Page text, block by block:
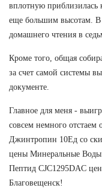
вплотную
еще большим высотам. В
домашнего чтения в
Кроме того, общая
за счет самой системы
документе.
Главное для меня -
совсем немного отстаем
Джинтропин 10Ед со
цены Минеральные
Пептид CJC1295DAC
Благовещенск!